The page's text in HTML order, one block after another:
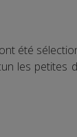
été
les